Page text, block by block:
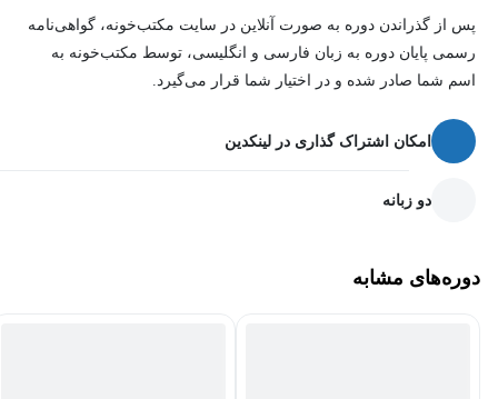
پس از گذراندن دوره به صورت آنلاین در سایت مکتب‌خونه، گواهی‌نامه
رسمی پایان دوره به زبان فارسی و انگلیسی، توسط مکتب‌خونه به
اسم شما صادر شده و در اختیار شما قرار می‌گیرد.
امکان اشتراک گذاری در لینکدین
دو زبانه
دوره‌های مشابه